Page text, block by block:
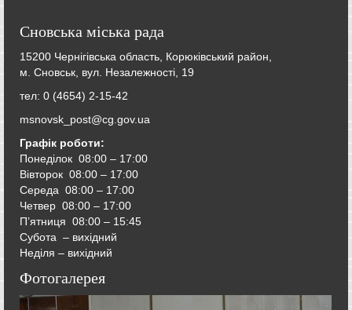
Сновська міська рада
15200 Чернігівська область, Корюківський район,
м. Сновськ, вул. Незалежності, 19
тел: 0 (4654) 2-15-42
msnovsk_post@cg.gov.ua
Графік роботи:
Понеділок 08:00 – 17:00
Вівторок 08:00 – 17:00
Середа 08:00 – 17:00
Четвер 08:00 – 17:00
П’ятниця 08:00 – 15:45
Субота – вихідний
Неділя – вихідний
Фотогалерея